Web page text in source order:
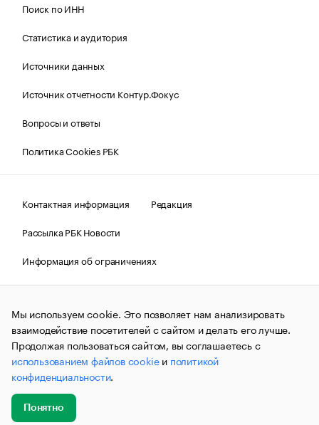
Поиск по ИНН
Статистика и аудитория
Источники данных
Источник отчетности Контур.Фокус
Вопросы и ответы
Политика Cookies РБК
Контактная информация
Редакция
Рассылка РБК Новости
Информация об ограничениях
Правовая информация
О соблюдении авторских прав
© АО «РОСБИЗНЕСКОНСАЛТИНГ»,1995–2026.Сообщения
и материалы информационного агентства «РБК»
(зарегистрировано Федеральной службой по надзору в сфере
связи, информационных технологий и массовых
коммуникаций (Роскомнадзор) 09.12.2015 за номером ИА
№ФС77-63848) сопровождаются пометкой «РБК». Отдельные
публикации могут содержать информацию,
не предназначенную для пользователей
до 18 лет.
Мы используем cookie. Это позволяет нам анализировать
взаимодействие посетителей с сайтом и делать его лучше.
Продолжая пользоваться сайтом, вы соглашаетесь с
использованием файлов cookieи политикой
конфиденциальности.
Понятно